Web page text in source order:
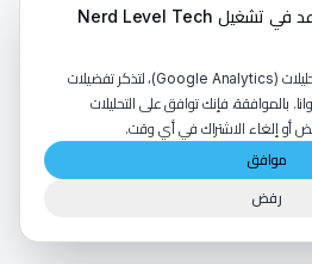
RSS ملفات تعريف الارتباط تساعد في تشغيل Nerd Level Tech
نستخدم ملفات تعريف الارتباط للتحليلات (Google Analytics)، لتذكر تفضيلات
بالموافقة، فإنك توافق على التحليلات
أو إلغاء الاشتراك في أي وقت.
موافق
رفض